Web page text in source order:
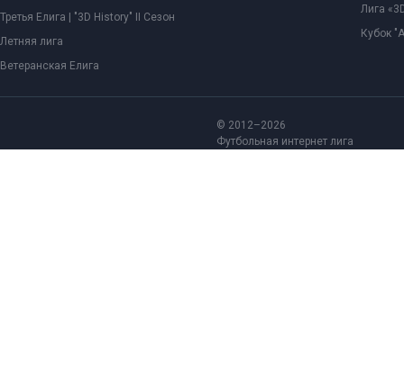
Третья Елига | "3D History" II Сезон
Летняя лига
Ветеранская Елига
Лига
Кубок
© 2012–2026
Футбольная интернет лига